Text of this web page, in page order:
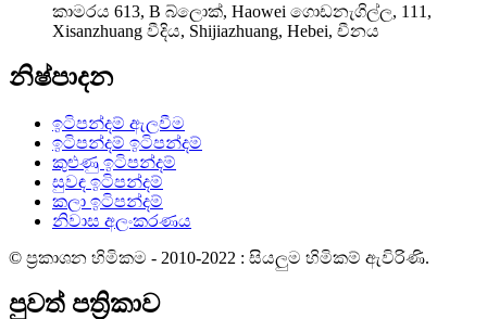
කාමරය 613, B බ්ලොක්, Haowei ගොඩනැගිල්ල, 111,
Xisanzhuang වීදිය, Shijiazhuang, Hebei, චීනය
නිෂ්පාදන
ඉටිපන්දම් ඇලවීම
ඉටිපන්දම් ඉටිපන්දම්
කුළුණු ඉටිපන්දම්
සුවඳ ඉටිපන්දම්
කලා ඉටිපන්දම්
නිවාස අලංකරණය
© ප්‍රකාශන හිමිකම - 2010-2022 : සියලුම හිමිකම් ඇවිරිණි.
පුවත් පත්‍රිකාව